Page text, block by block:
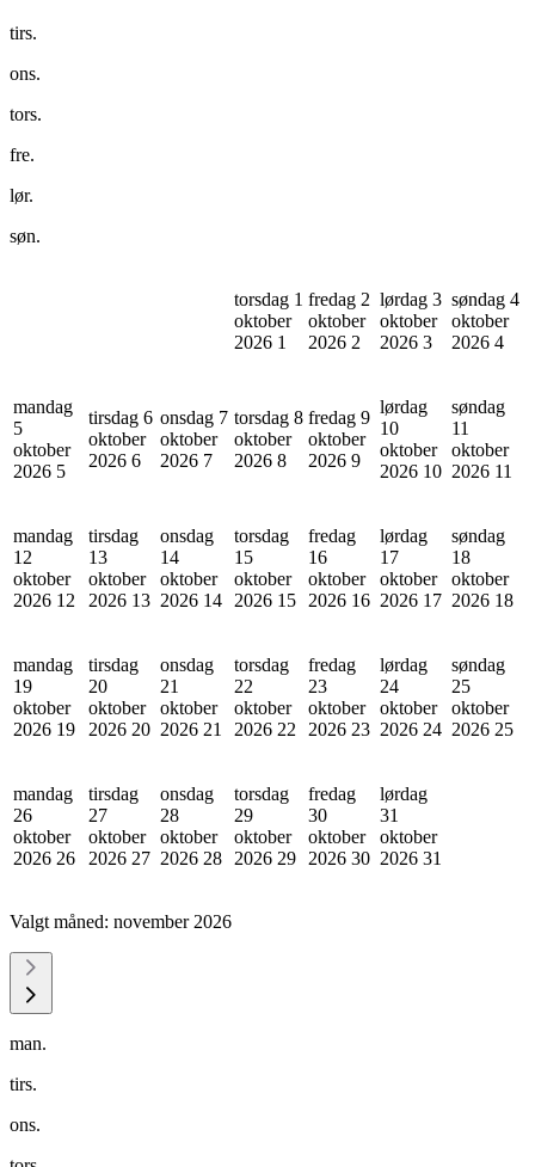
tirs.
ons.
tors.
fre.
lør.
søn.
torsdag 1
oktober
2026 1
fredag 2
oktober
2026 2
lørdag 3
oktober
2026 3
søndag 4
oktober
2026 4
mandag
5
oktober
2026 5
tirsdag 6
oktober
2026 6
onsdag 7
oktober
2026 7
torsdag 8
oktober
2026 8
fredag 9
oktober
2026 9
lørdag
10
oktober
2026 10
søndag
11
oktober
2026 11
mandag
12
oktober
2026 12
tirsdag
13
oktober
2026 13
onsdag
14
oktober
2026 14
torsdag
15
oktober
2026 15
fredag
16
oktober
2026 16
lørdag
17
oktober
2026 17
søndag
18
oktober
2026 18
mandag
19
oktober
2026 19
tirsdag
20
oktober
2026 20
onsdag
21
oktober
2026 21
torsdag
22
oktober
2026 22
fredag
23
oktober
2026 23
lørdag
24
oktober
2026 24
søndag
25
oktober
2026 25
mandag
26
oktober
2026 26
tirsdag
27
oktober
2026 27
onsdag
28
oktober
2026 28
torsdag
29
oktober
2026 29
fredag
30
oktober
2026 30
lørdag
31
oktober
2026 31
Valgt måned: november 2026
man.
tirs.
ons.